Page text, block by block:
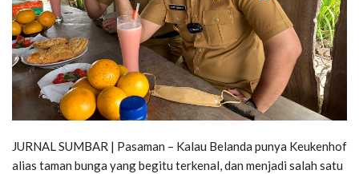
JURNAL SUMBAR | Pasaman – Kalau Belanda punya Keukenhof
alias taman bunga yang begitu terkenal, dan menjadi salah satu